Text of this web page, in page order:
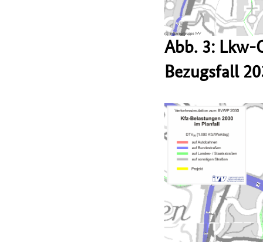
Abb. 3: Lkw-
Bezugsfall